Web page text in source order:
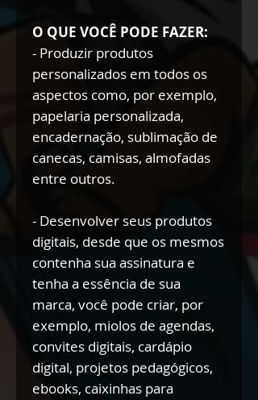
O QUE VOCÊ PODE FAZER:
- Produzir produtos
personalizados em todos os
aspectos como, por exemplo,
papelaria personalizada,
encadernação, sublimação de
canecas, camisas, almofadas
entre outros.
- Desenvolver seus produtos
digitais, desde que os mesmos
contenha sua assinatura e
tenha a essência de sua
marca, você pode criar, por
exemplo, miolos de agendas,
convites digitais, cardápio
digital, projetos pedagógicos,
ebooks, caixinhas para